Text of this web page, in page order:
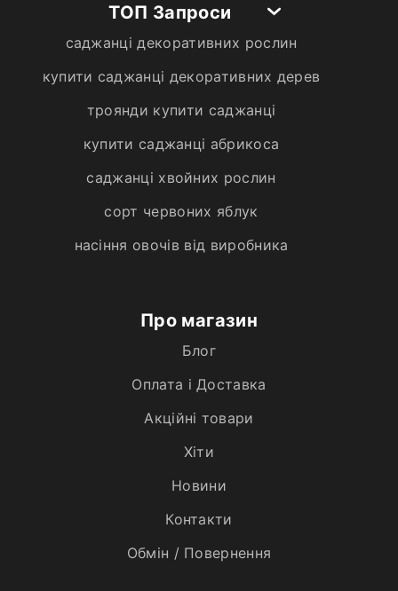
ТОП Запроси
саджанці декоративних рослин
купити саджанці декоративних дерев
троянди купити саджанці
купити саджанці абрикоса
саджанці хвойних рослин
сорт червоних яблук
насіння овочів від виробника
Про магазин
Блог
Оплата і Доставка
Акційні товари
Хiти
Новини
Контакти
Обмін / Повернення